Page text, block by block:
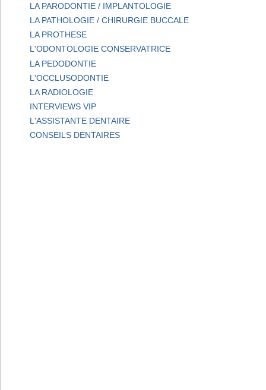
LA PARODONTIE / IMPLANTOLOGIE
LA PATHOLOGIE / CHIRURGIE BUCCALE
LA PROTHESE
L'ODONTOLOGIE CONSERVATRICE
LA PEDODONTIE
L'OCCLUSODONTIE
LA RADIOLOGIE
INTERVIEWS VIP
L'ASSISTANTE DENTAIRE
CONSEILS DENTAIRES